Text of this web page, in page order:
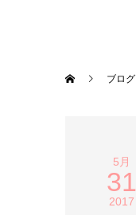
ブログ
5月
31
2017